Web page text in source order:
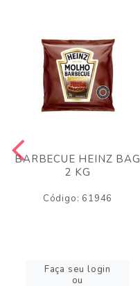
BARBECUE HEINZ BAG
2 KG
Código: 61946
Faça seu login
ou